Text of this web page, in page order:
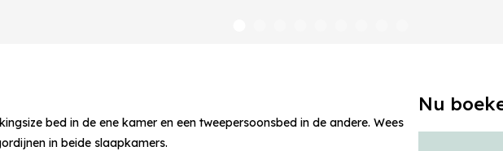
bed in de ene kamer en een tweepersoonsbed in de andere. Wees
in beide slaapkamers.
Nu